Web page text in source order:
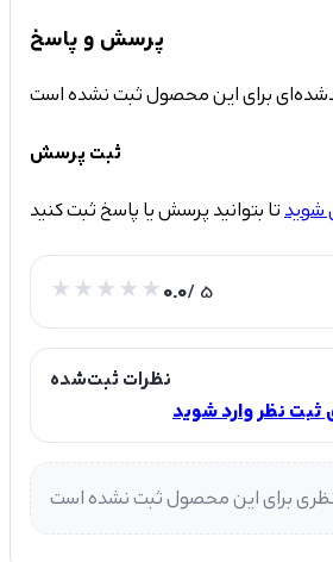
پرسش و پاسخ
ثبت پرسش
شوید
0.0/ 5
نظرات ثبت‌شده
ثبت نظر وارد شوید